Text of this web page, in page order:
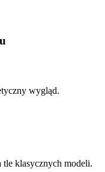
wygląd.
tle klasycznych modeli.